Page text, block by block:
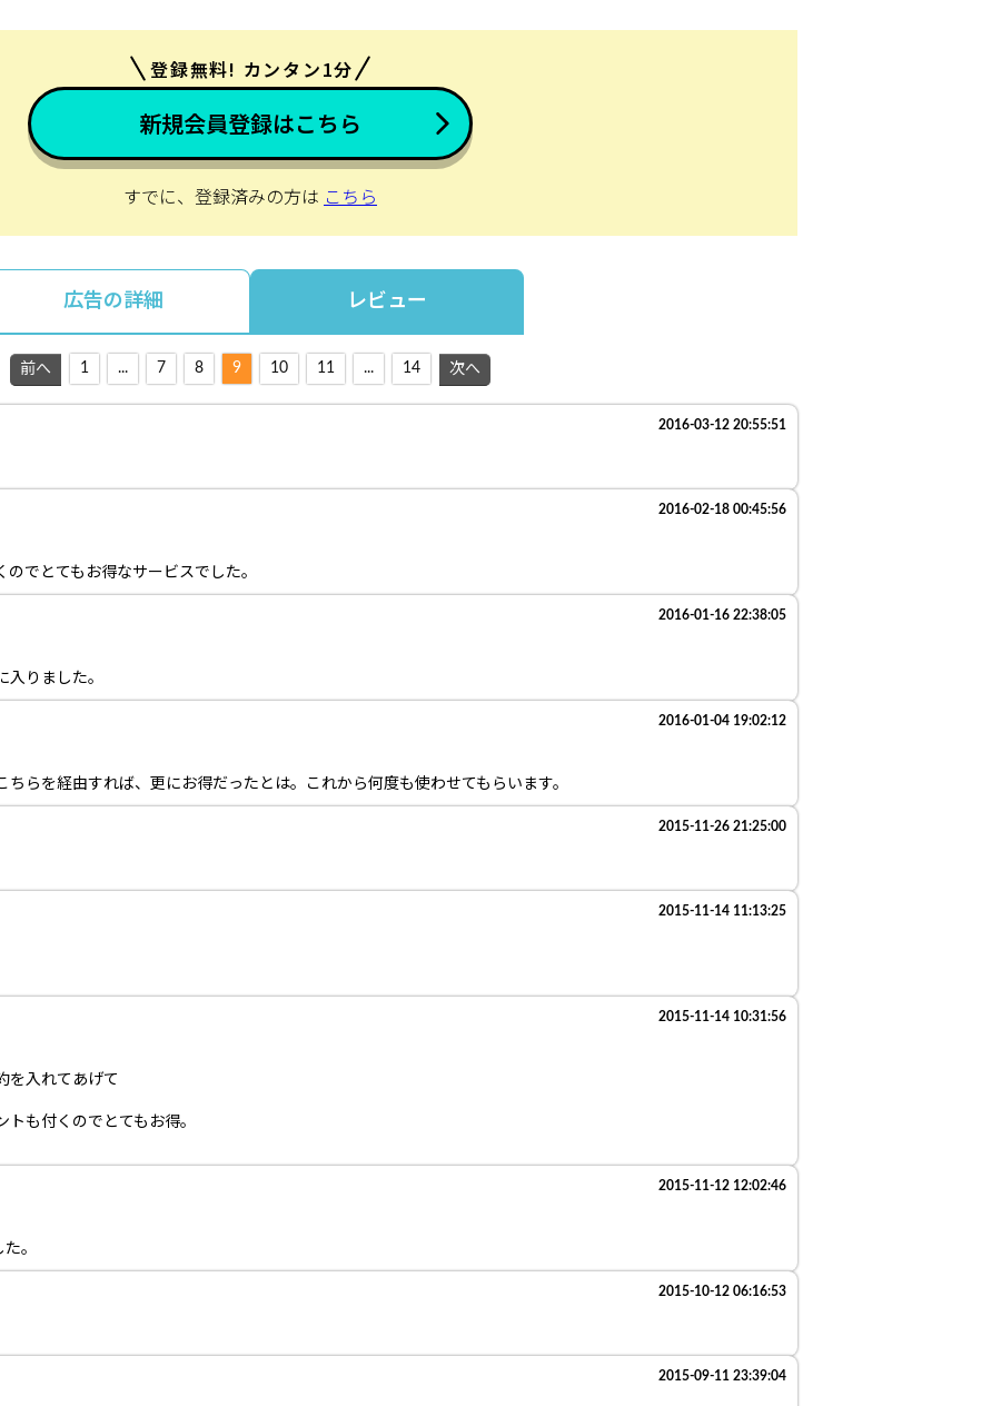
登録無料! カンタン1分
新規会員登録はこちら
すでに、登録済みの方は こちら
広告の詳細 レビュー
前へ 1 ... 7 8 9 10 11 ... 14 次へ
2016-03-12 20:55:51
2016-02-18 00:45:56
でとてもお得なサービスでした。
2016-01-16 22:38:05
りました。
2016-01-04 19:02:12
らを経由すれば、更にお得だったとは。これから何度も使わせてもらいます。
2015-11-26 21:25:00
2015-11-14 11:13:25
2015-11-14 10:31:56
を入れてあげて
も付くのでとてもお得。
2015-11-12 12:02:46
。
2015-10-12 06:16:53
2015-09-11 23:39:04